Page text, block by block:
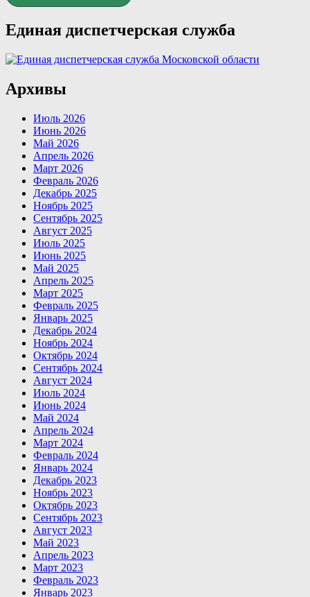
Единая диспетчерская служба
Архивы
Июль 2026
Июнь 2026
Май 2026
Апрель 2026
Март 2026
Февраль 2026
Декабрь 2025
Ноябрь 2025
Сентябрь 2025
Август 2025
Июль 2025
Июнь 2025
Май 2025
Апрель 2025
Март 2025
Февраль 2025
Январь 2025
Декабрь 2024
Ноябрь 2024
Октябрь 2024
Сентябрь 2024
Август 2024
Июль 2024
Июнь 2024
Май 2024
Апрель 2024
Март 2024
Февраль 2024
Январь 2024
Декабрь 2023
Ноябрь 2023
Октябрь 2023
Сентябрь 2023
Август 2023
Май 2023
Апрель 2023
Март 2023
Февраль 2023
Январь 2023